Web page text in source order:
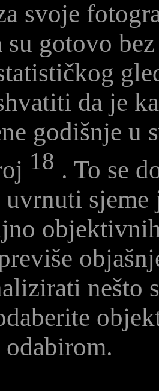
svoje
su gotovo
da je
godišnje u
18 . To se
uvrnuti
nešto